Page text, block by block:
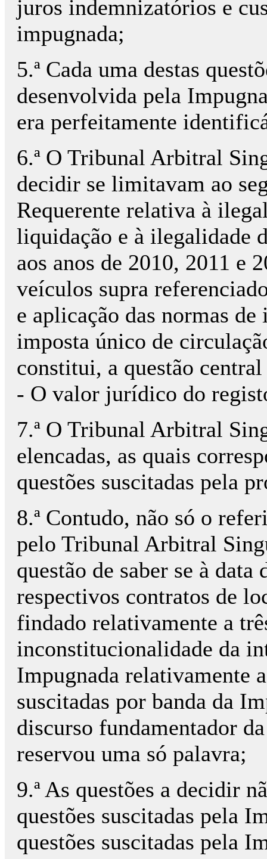
juros indemnizatórios e
impugnada;
5.ª Cada uma destas
desenvolvida pela
era perfeitamente
6.ª O Tribunal Arbitral
decidir se limitavam ao
Requerente relativa à
liquidação e à ilegalidade
aos anos de 2010, 2011 e
veículos supra
e aplicação das normas
imposta único de
constitui, a questão
- O valor jurídico do
7.ª O Tribunal Arbitral
elencadas, as quais
questões suscitadas pela
8.ª Contudo, não só o
pelo Tribunal Arbitral
questão de saber se à
respectivos contratos de
findado relativamente a
inconstitucionalidade da
Impugnada relativamente
suscitadas por banda da
discurso fundamentador
reservou uma só palavra;
9.ª As questões a decidir
questões suscitadas pela
questões suscitadas pela